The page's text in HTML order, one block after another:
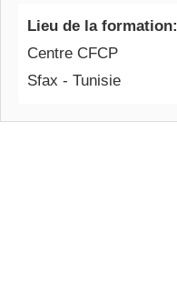
Lieu de la formation:
Centre CFCP
Sfax - Tunisie